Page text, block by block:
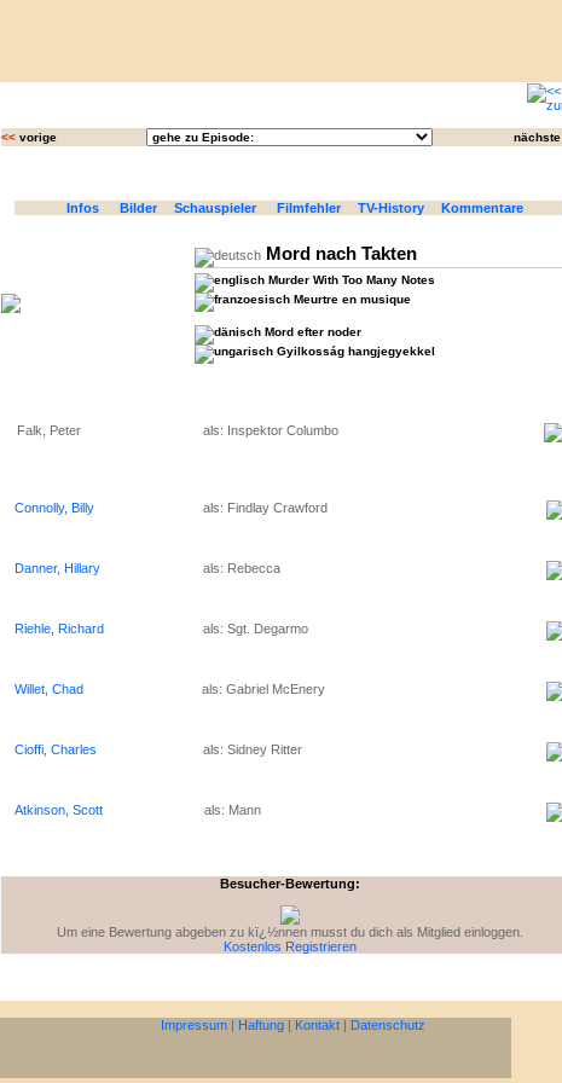
<<vorige nächste
Infos Bilder Schauspieler Filmfehler TV-History Kommentare
Mord nach Takten
Murder With Too Many Notes
Meurtre en musique
Mord efter noder
Gyilkosság hangjegyekkel
Falk, Peter als: Inspektor Columbo
Connolly, Billy als: Findlay Crawford
Danner, Hillary als: Rebecca
Riehle, Richard als: Sgt. Degarmo
Willet, Chad als: Gabriel McEnery
Cioffi, Charles als: Sidney Ritter
Atkinson, Scott als: Mann
Besucher-Bewertung:
Um eine Bewertung abgeben zu kï¿½nnen musst du dich als Mitglied einloggen.
Kostenlos Registrieren
Impressum | Haftung | Kontakt | Datenschutz